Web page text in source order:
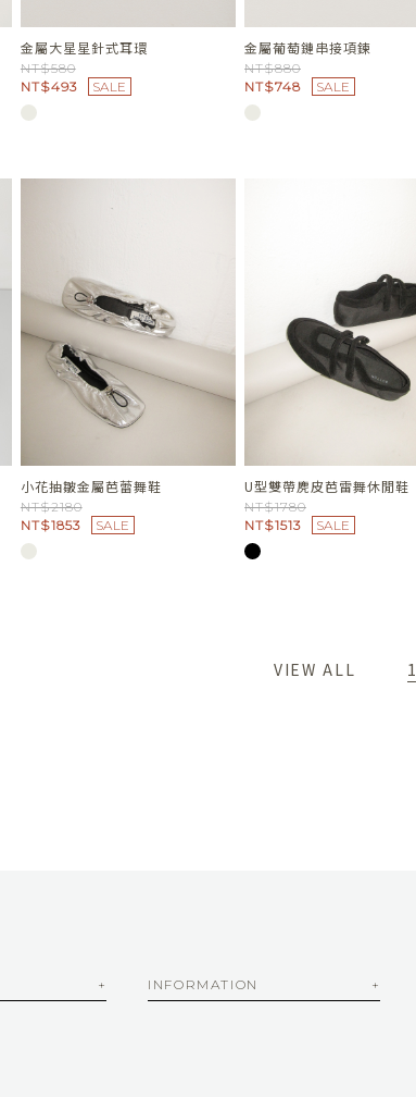
金屬大星星針式耳環
NT$580
NT$493
SALE
金屬葡萄鏈串接項鍊
NT$880
NT$748
SALE
小花抽皺金屬芭蕾舞鞋
NT$2180
NT$1853
SALE
U型雙帶麂皮芭雷舞休閒鞋
NT$1780
NT$1513
SALE
VIEW ALL 1
INFORMATION